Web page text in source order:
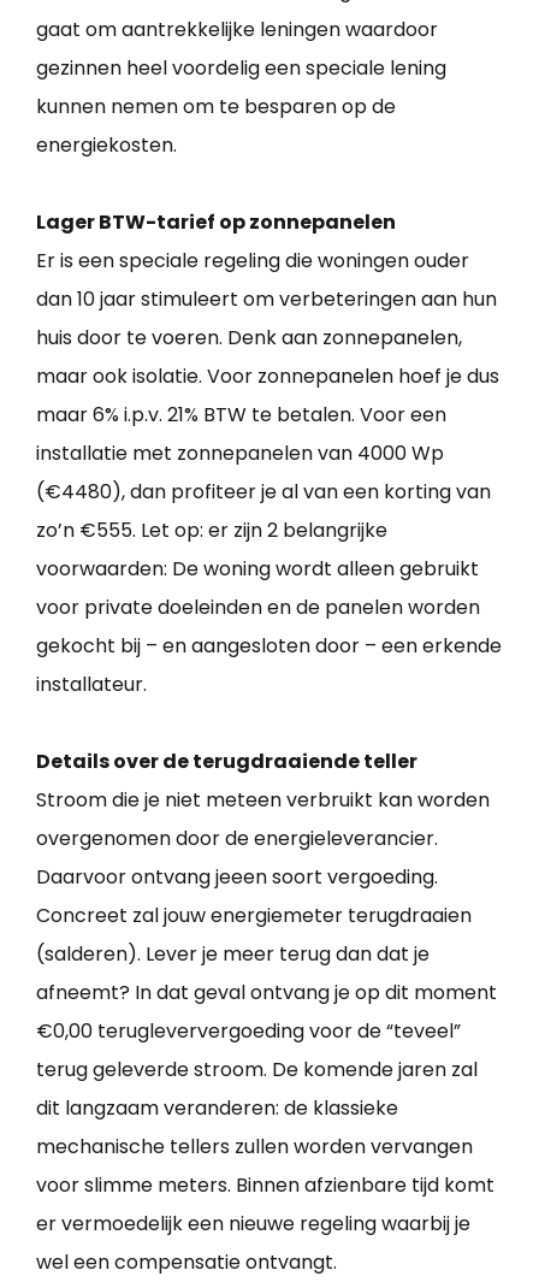
gaat om aantrekkelijke leningen waardoor
gezinnen heel voordelig een speciale lening
kunnen nemen om te besparen op de
energiekosten.
Lager BTW-tarief op zonnepanelen
Er is een speciale regeling die woningen ouder
dan 10 jaar stimuleert om verbeteringen aan hun
huis door te voeren. Denk aan zonnepanelen,
maar ook isolatie. Voor zonnepanelen hoef je dus
maar 6% i.p.v. 21% BTW te betalen. Voor een
installatie met zonnepanelen van 4000 Wp
(€4480), dan profiteer je al van een korting van
zo’n €555. Let op: er zijn 2 belangrijke
voorwaarden: De woning wordt alleen gebruikt
voor private doeleinden en de panelen worden
gekocht bij – en aangesloten door – een erkende
installateur.
Details over de terugdraaiende teller
Stroom die je niet meteen verbruikt kan worden
overgenomen door de energieleverancier.
Daarvoor ontvang jeeen soort vergoeding.
Concreet zal jouw energiemeter terugdraaien
(salderen). Lever je meer terug dan dat je
afneemt? In dat geval ontvang je op dit moment
€0,00 terugleververgoeding voor de “teveel”
terug geleverde stroom. De komende jaren zal
dit langzaam veranderen: de klassieke
mechanische tellers zullen worden vervangen
voor slimme meters. Binnen afzienbare tijd komt
er vermoedelijk een nieuwe regeling waarbij je
wel een compensatie ontvangt.